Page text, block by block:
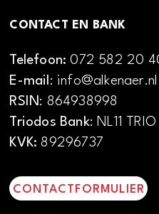
CONTACT EN BANK
Telefoon:072 582 20
E-mail: info@alkenaer.nl
RSIN: 864938998
Triodos Bank: NL11
KVK: 89296737
CONTACTFORMULIER